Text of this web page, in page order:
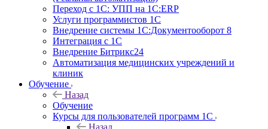
Переход с 1С: УПП на 1С:ERP
Услуги программистов 1С
Внедрение системы 1С:Документооборот 8
Интеграция с 1С
Внедрение Битрикс24
Автоматизация медицинских учреждений и
клиник
Обучение
Назад
Обучение
Курсы для пользователей программ 1С
Назад